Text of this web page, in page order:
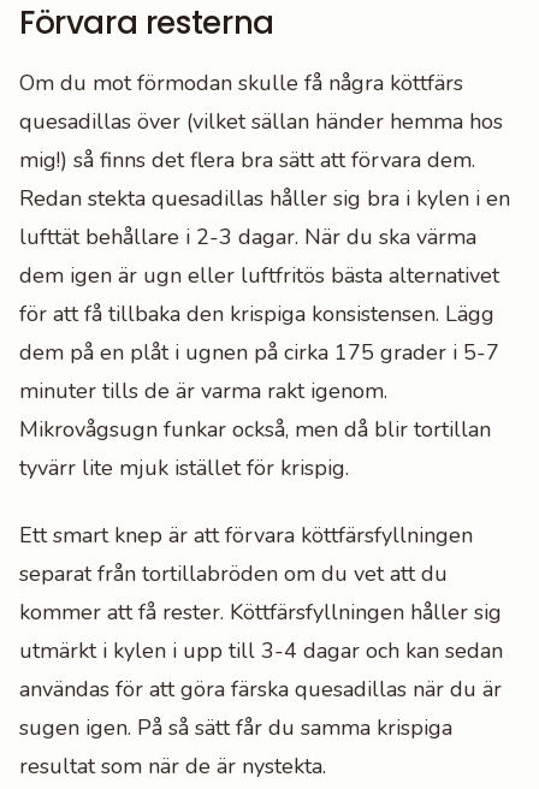
Förvara resterna
Om du mot förmodan skulle få några köttfärs
quesadillas över (vilket sällan händer hemma hos
mig!) så finns det flera bra sätt att förvara dem.
Redan stekta quesadillas håller sig bra i kylen i en
lufttät behållare i 2-3 dagar. När du ska värma
dem igen är ugn eller luftfritös bästa alternativet
för att få tillbaka den krispiga konsistensen. Lägg
dem på en plåt i ugnen på cirka 175 grader i 5-7
minuter tills de är varma rakt igenom.
Mikrovågsugn funkar också, men då blir tortillan
tyvärr lite mjuk istället för krispig.
Ett smart knep är att förvara köttfärsfyllningen
separat från tortillabröden om du vet att du
kommer att få rester. Köttfärsfyllningen håller sig
utmärkt i kylen i upp till 3-4 dagar och kan sedan
användas för att göra färska quesadillas när du är
sugen igen. På så sätt får du samma krispiga
resultat som när de är nystekta.